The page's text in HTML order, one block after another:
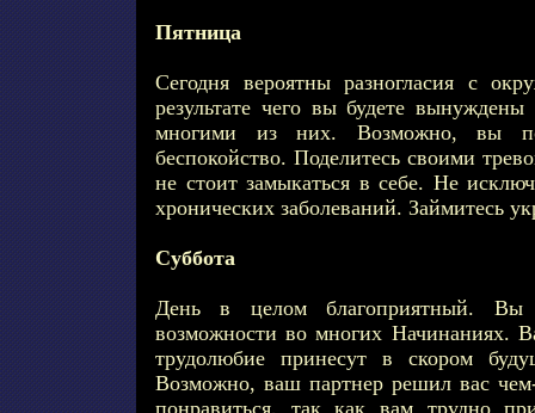
Пятница
Сегодня вероятны разногласия с
результате чего вы будете вынуждены
многими из них. Возможно, вы
беспокойство. Поделитесь своими
не стоит замыкаться в себе. Не
хронических заболеваний. Займитесь
Суббота
День в целом благоприятный. Вы
возможности во многих Начинаниях.
трудолюбие принесут в скором
Возможно, ваш партнер решил вас
понравиться, так как вам трудно